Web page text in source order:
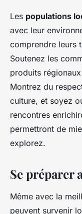
Les populations
avec leur
comprendre leurs
Soutenez les
produits
Montrez du
culture, et soyez
rencontres
permettront de
explorez.
Se préparer
Même avec la
peuvent survenir